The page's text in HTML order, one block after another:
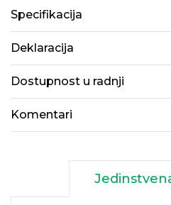
Specifikacija
Deklaracija
Dostupnost u radnji
Komentari